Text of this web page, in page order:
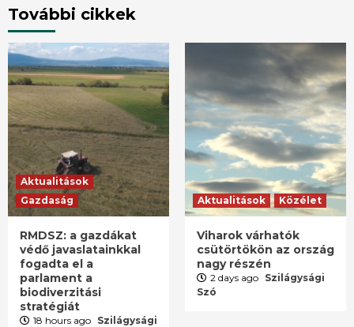
További cikkek
Aktualitások
Gazdaság
RMDSZ: a gazdákat
védő javaslatainkkal
fogadta el a
parlament a
biodiverzitási
stratégiát
18 hours ago Szilágysági
Aktualitások Közélet
Viharok várhatók
csütörtökön az ország
nagy részén
2 days ago Szilágysági
Szó